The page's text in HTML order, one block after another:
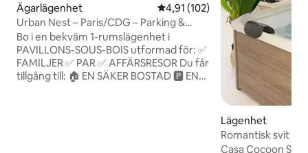
Ägarlägenhet 4,91 av 5 i genomsnittligt
4,91 (102)
Urban Nest – Paris/CDG – Parking &
Confort
Bo i en bekväm 1-rumslägenhet i
PAVILLONS-SOUS-BOIS utformad för: ✅
FAMILJER ✅ PAR ✅ AFFÄRSRESOR Du får
tillgång till: 🏠 EN SÄKER BOSTAD 🅿️ EN
Lägenhet
Romantisk svit
Casacocoonspa
Casa Cocoon